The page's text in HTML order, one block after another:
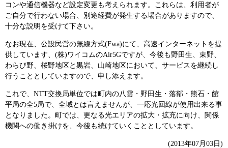
コンや通信機器など設定変更も考えられます。これらは、利用者が
ご自分で行わない場合、別途経費が発生する場合がありますので、
十分な説明を受けて下さい。
なお現在、公設民営の無線方式(Fwa)にて、高速インターネットを提
供しています、(株)ワイコムのAir5Gですが、今後も野田生、東野、
わらび野、桜野地区と黒岩、山崎地区において、サービスを継続し
行うこととしていますので、申し添えます。
これで、NTT交換局単位では町内の八雲・野田生・落部・熊石・館
平局の全5局で、全域とは言えませんが、一応光回線が使用出来る事
となりました。町では、更なる光エリアの拡大・拡充に向け、関係
機関への働き掛けを、今後も続けていくこととしています。
(2013年07月03日)